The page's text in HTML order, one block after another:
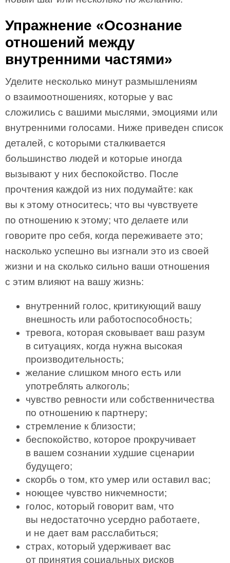
Упражнение «Осознание
отношений между
внутренними частями»
Уделите несколько минут размышлениям
о взаимоотноше­ниях, которые у вас
сложились с вашими мыслями, эмоци­ями или
внутренними голосами. Ниже приведен список
деталей, с которыми сталкивается
большинство людей и которые иногда
вызывают у них беспокойство. После
прочтения каждой из них подумайте: как
вы к этому относитесь; что вы чувствуете
по отношению к этому; что делаете или
говорите про себя, когда переживаете это;
насколько успешно вы изгнали это из своей
жизни и на­ сколько сильно ваши отношения
с этим влияют на вашу жизнь:
внутренний голос, критикующий вашу
внешность или работоспособность;
тревога, которая сковывает ваш разум
в ситуациях, когда нужна высокая
производительность;
желание слишком много есть или
употреблять алко­голь;
чувство ревности или собственничества
по отношению к партнеру;
стремление к близости;
беспокойство, которое прокручивает
в вашем созна­нии худшие сценарии
будущего;
скорбь о том, кто умер или оставил вас;
ноющее чувство никчемности;
голос, который говорит вам, что
вы недостаточно усердно работаете,
и не дает вам расслабиться;
страх, который удерживает вас
от принятия социаль­ных рисков